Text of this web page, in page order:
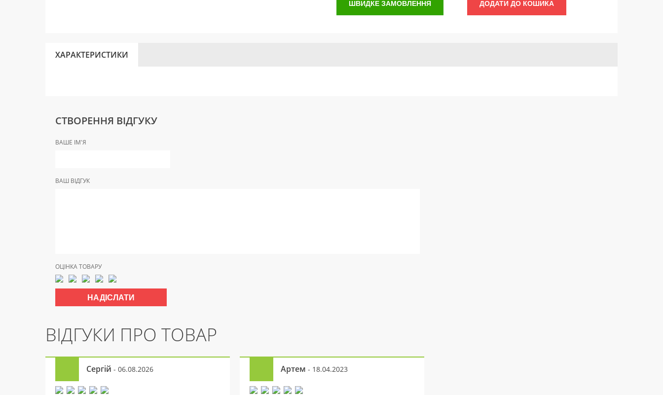
ШВИДКЕ ЗАМОВЛЕННЯ ДОДАТИ ДО КОШИКА
ХАРАКТЕРИСТИКИ
СТВОРЕННЯ ВІДГУКУ
ВАШЕ ІМ'Я
ВАШ ВІДГУК
ОЦІНКА ТОВАРУ
ВІДГУКИ ПРО ТОВАР
Сергій - 06.08.2026 Артем - 18.04.2023